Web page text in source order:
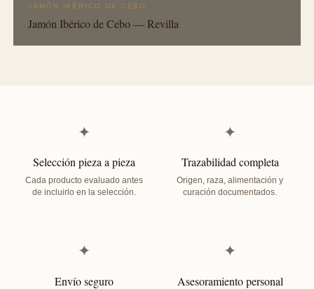
JAMÓN IBÉRICO DE CEBO
Jamón Ibérico de Cebo — Revilla
✦
Selección pieza a pieza
Cada producto evaluado antes
de incluirlo en la selección.
✦
Trazabilidad completa
Origen, raza, alimentación y
curación documentados.
✦
Envío seguro
✦
Asesoramiento personal